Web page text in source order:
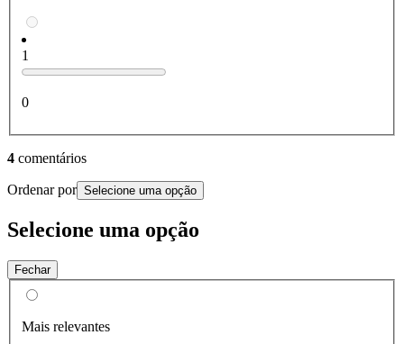
1
0
4 comentários
Ordenar por Selecione uma opção
Selecione uma opção
Fechar
Mais relevantes